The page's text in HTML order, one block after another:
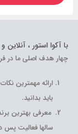
با آکوا استور ،
چهار هدف اصلی ما در
ارائه مهمترین
باید بدانید.
معرفی بهترین
سالها فعالیت پس